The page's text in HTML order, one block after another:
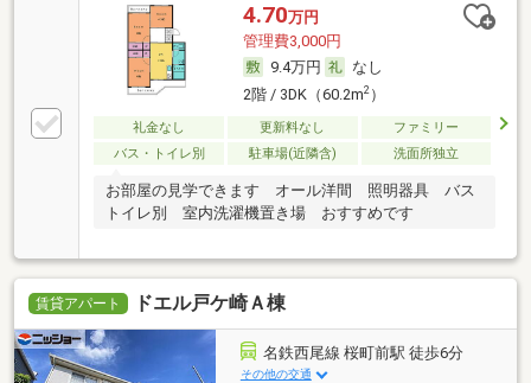
4.70万円
管理費3,000円
9.4万円
なし
2階 / 3DK（60.2m2）
礼金なし 更新料なし
ファミリー
バス・トイレ別
駐車場(近隣含) 洗面所独立
お部屋の見学できます オール洋間 照明器具 バス
トイレ別 室内洗濯機置き場 おすすめです
賃貸アパート ドエル戸ケ崎Ａ棟
名鉄西尾線 桜町前駅 徒歩6分
その他の交通